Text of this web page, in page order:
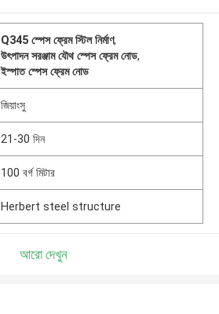
Q345 স্পেস ফ্রেম স্টিল নির্মাণ,
উৎপাদন সরঞ্জাম যৌথ স্পেস ফ্রেম নোড,
ইস্পাত স্পেস ফ্রেম নোড
জিয়াংসু
21-30 দিন
100 বর্গ মিটার
Herbert steel structure
আরো দেখুন